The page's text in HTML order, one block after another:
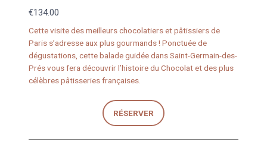
€134.00
Cette visite des meilleurs chocolatiers et pâtissiers de
Paris s’adresse aux plus gourmands ! Ponctuée de
dégustations, cette balade guidée dans Saint-Germain-des-
Prés vous fera découvrir l’histoire du Chocolat et des plus
célèbres pâtisseries françaises.
RÉSERVER